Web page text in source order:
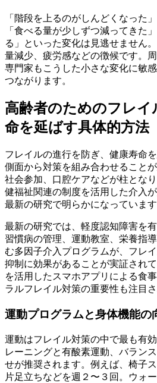
「階段を上るのがしんどくなった
「食べる量が少しずつ減ってきた
る」といった変化は見逃せません
量減少、疲労感などの徴候です。
専門家もこうした小さな変化に敏
つながります。
高齢者のためのフレイ
命を延ばす具体的方法
フレイルの進行を防ぎ、健康寿命
側面から対策を組み合わせること
社会参加、口腔ケアなどが柱とな
健福祉関連の制度を活用した介入
最新の研究で明らかになっています
最新の研究では、軽度認知障害を
習慣病の管理、運動教室、栄養指
む多因子介入プログラムが、フレ
抑制に効果があることが実証され
を活用したスマホアプリによる食
ラルフレイル対策の重要性も注目さ
運動プログラムと身体機能の
運動はフレイル対策の中で最も有
レーニングと有酸素運動、バラン
せが推奨されます。例えば、椅子
片足立ちなどを週２〜３回。ウォ